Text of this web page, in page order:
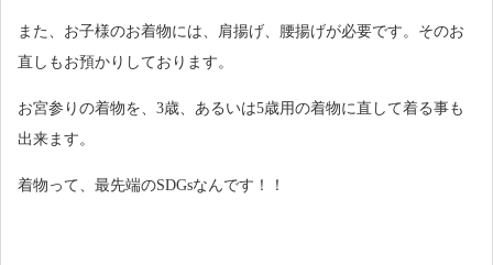
また、お子様のお着物には、肩揚げ、腰揚げが必要です。そのお
直しもお預かりしております。
お宮参りの着物を、3歳、あるいは5歳用の着物に直して着る事も
出来ます。
着物って、最先端のSDGsなんです！！